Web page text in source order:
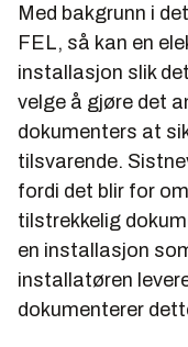
Med bakgrunn i
FEL, så kan en
installasjon slik
velge å gjøre det
dokumenters at
tilsvarende.
fordi det blir for
tilstrekkelig
en installasjon
installatøren
dokumenterer